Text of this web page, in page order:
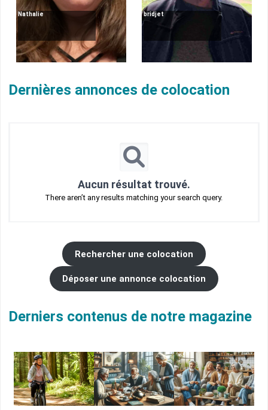
Nathalie bridjet
Dernières annonces de colocation
Aucun résultat trouvé.
There aren’t any results matching your search query.
Rechercher une colocation
Déposer une annonce colocation
Derniers contenus de notre magazine